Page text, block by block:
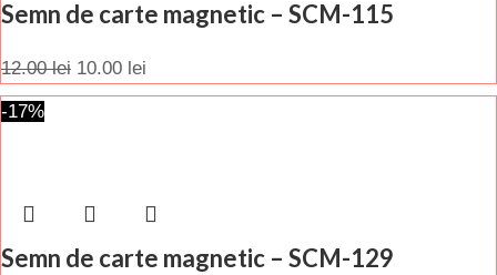
Semn de carte magnetic – SCM-115
12.00lei 10.00 lei
-17%
Semn de carte magnetic – SCM-129